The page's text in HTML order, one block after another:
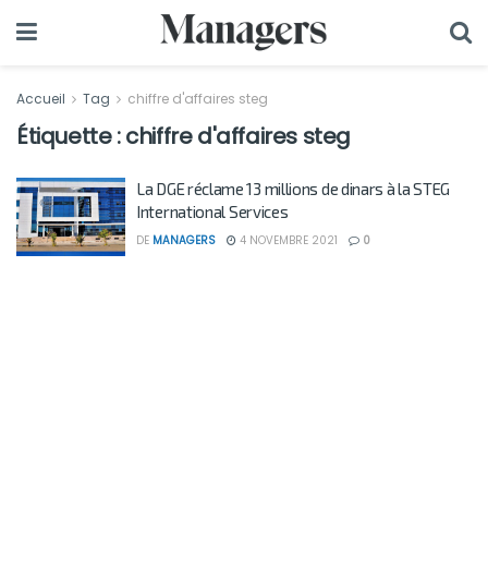
Accueil Tag chiffre d'affaires steg
Étiquette :chiffre d'affaires steg
La DGE réclame 13 millions de dinars à la STEG
International Services
DE MANAGERS 4 NOVEMBRE 2021 0